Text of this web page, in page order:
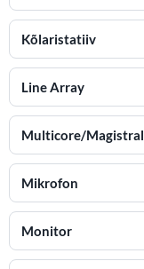
Kõlaristatiiv
Line Array
Multicore/Magistral
Mikrofon
Monitor